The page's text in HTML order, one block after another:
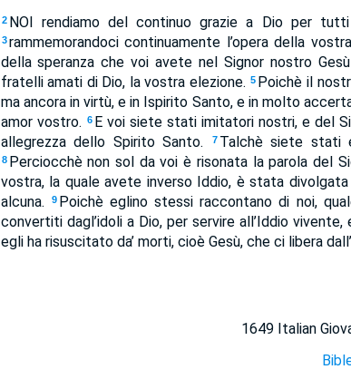
2 NOI rendiamo del continuo grazie a Dio per
3 rammemorandoci continuamente l’opera della
della speranza che voi avete nel Signor nostro
fratelli amati di Dio, la vostra elezione. 5 Poichè il
ma ancora in virtù, e in Ispirito Santo, e in molto
amor vostro. 6 E voi siete stati imitatori nostri, e del
allegrezza dello Spirito Santo.
7 Talchè siete stati
8 Perciocchè non sol da voi è risonata la parola del
vostra, la quale avete inverso Iddio, è stata
alcuna.
9 Poichè eglino stessi raccontano di noi,
convertiti dagl’idoli a Dio, per servire all’Iddio vivente,
egli ha risuscitato da’ morti, cioè Gesù, che ci libera
1649 Italian